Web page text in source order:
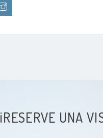
¡RESERVE UNA